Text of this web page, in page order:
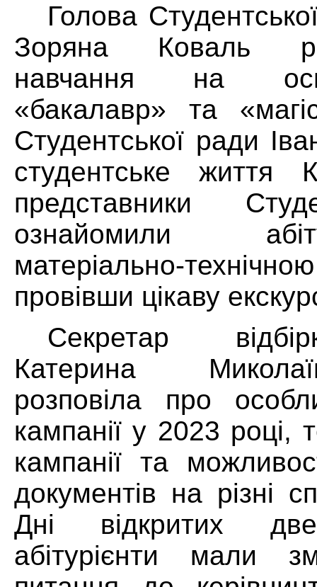
Голова
Зоряна Коваль
навчання на
«бакалавр» та
Студентської ради
студентське життя
представники
ознайомили
матеріально-
провівши цікаву
Секретар
Катерина
розповіла про
кампанії у 2023 році,
кампанії та
документів на різні
Дні відкритих
абітурієнти мали